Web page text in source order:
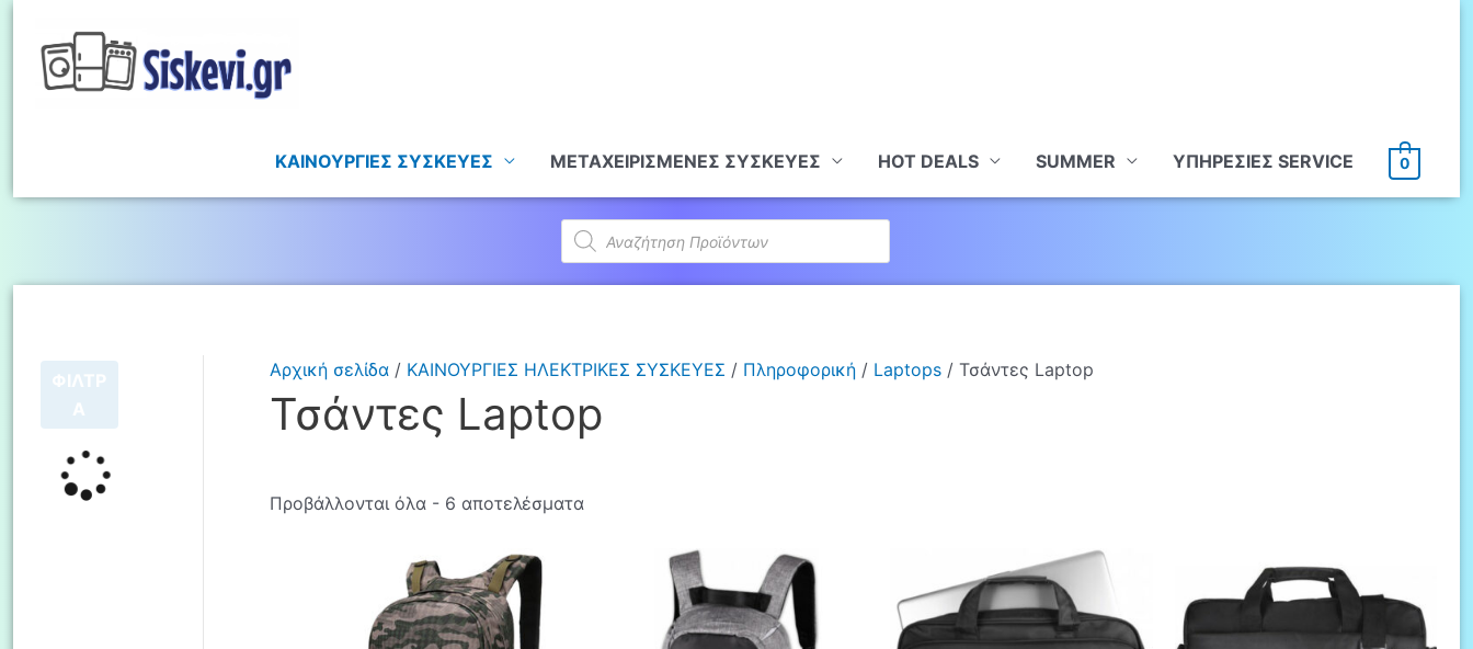
ΚΑΙΝΟΥΡΓΙΕΣ ΣΥΣΚΕΥΕΣ ΜΕΤΑΧΕΙΡΙΣΜΕΝΕΣ ΣΥΣΚΕΥΕΣ HOT DEALS SUMMER ΥΠHΡΕΣΙΕΣ SERVICE 0
Products
search
ΦΙΛΤΡ
Α
Αρχική σελίδα/ ΚΑΙΝΟΥΡΓΙΕΣ ΗΛΕΚΤΡΙΚΕΣ ΣΥΣΚΕΥΕΣ / Πληροφορική/ Laptops/ Τσάντες Laptop
Τσάντες Laptop
Προβάλλονται όλα - 6 αποτελέσματα